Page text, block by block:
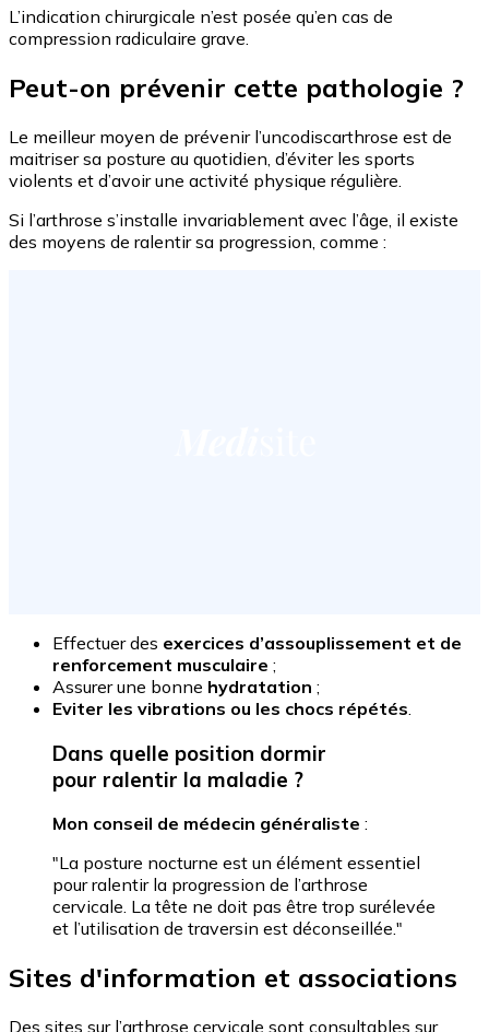
L’indication chirurgicale n’est posée qu’en cas de
compression radiculaire grave.
Peut-on prévenir cette pathologie ?
Le meilleur moyen de prévenir l’uncodiscarthrose est de
maitriser sa posture au quotidien, d’éviter les sports
violents et d’avoir une activité physique régulière.
Si l’arthrose s’installe invariablement avec l’âge, il existe
des moyens de ralentir sa progression, comme :
Effectuer des exercices d’assouplissement et de
renforcement musculaire ;
Assurer une bonne hydratation ;
Eviter les vibrations ou les chocs répétés
Dans quelle position dormir
pour ralentir la maladie ?
Mon conseil de médecin généraliste :
"La posture nocturne est un élément essentiel
pour ralentir la progression de l’arthrose
cervicale. La tête ne doit pas être trop surélevée
et l’utilisation de traversin est déconseillée."
Sites d'information et associations
Des sites sur l’arthrose cervicale sont consultables sur